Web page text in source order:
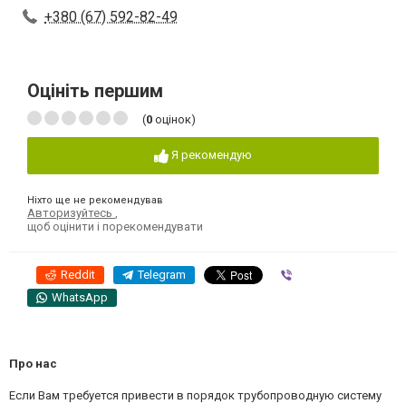
+380 (67) 592-82-49
Оцініть першим
(0 оцінок)
Я рекомендую
Ніхто ще не рекомендував
Авторизуйтесь
щоб оцінити і порекомендувати
Reddit Telegram
WhatsApp
Про нас
Если Вам требуется привести в порядок трубопроводную систему